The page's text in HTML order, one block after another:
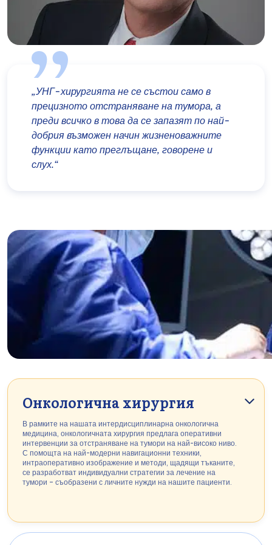
„УНГ-хирургията не се състои само в
прецизното отстраняване на тумора, а
преди всичко в това да се запазят по най-
добрия възможен начин жизненоважните
функции като преглъщане, говорене и
слух.“
Онкологична хирургия
В рамките на нашата интердисциплинарна онкологична
медицина, онкологичната хирургия предлага оперативни
интервенции за отстраняване на тумори на най-високо ниво.
С помощта на най-модерни навигационни техники,
интраоперативно изображение и методи, щадящи тъканите,
се разработват индивидуални стратегии за лечение на
тумори – съобразени с личните нужди на нашите пациенти.